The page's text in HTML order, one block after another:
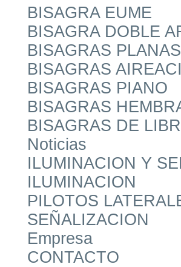
BISAGRA EUME
BISAGRA DOBLE
BISAGRAS PLANAS
BISAGRAS
BISAGRAS PIANO
BISAGRAS
BISAGRAS DE
Noticias
ILUMINACION Y
ILUMINACION
PILOTOS
SEÑALIZACION
Empresa
CONTACTO